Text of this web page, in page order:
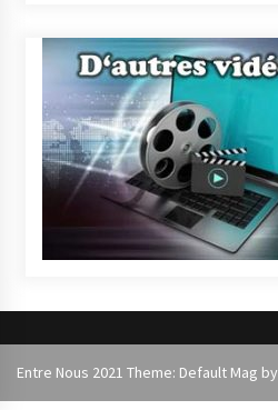
Entre Nous 2021 Theme: Default Mag by